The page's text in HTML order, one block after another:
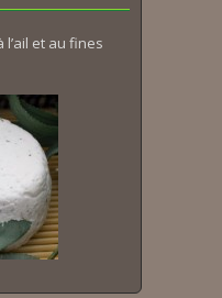
et au fines